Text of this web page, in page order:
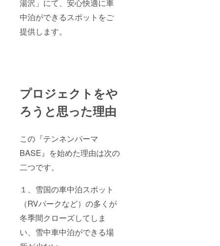
湯沢」にて、安心快適に車
中泊ができるスポットをご
提供します。
プロジェクトをや
ろうと思った理由
この『テンネンパーマ
BASE』を始めた理由は次の
二つです。
１、雪国の車中泊スポット
（RVパークなど）の多くが
冬季間クローズしてしま
い、雪中車中泊ができる場